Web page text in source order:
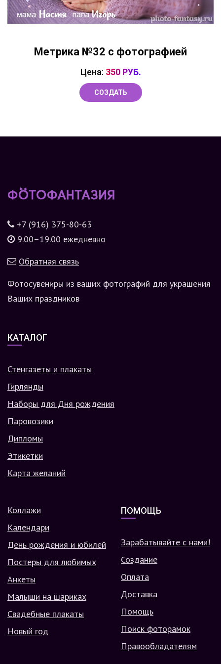
Метрика №32 с фотографией
Цена: 350 РУБ.
СОЗДАТЬ
+7 (916) 375-80-63
9.00–19.00 ежедневно
Обратная связь
Фотосувениры из ваших фотографий для украшения
Ваших праздников
КАТАЛОГ
Стенгазеты и плакаты
Гирлянды
Наборы для Дня рождения
Паровозики
Дипломы
Этикетки
Карта желаний
Коллажи
Календари
День рождения и юбилей
Постеры для любимых
Анкеты
Малыши на шариках
Свадебные плакаты
Новый год
ПОМОЩЬ
Зарабатывайте с нами!
Создание
Оплата
Доставка
Помощь
Поиск фоторамок
Правообладателям